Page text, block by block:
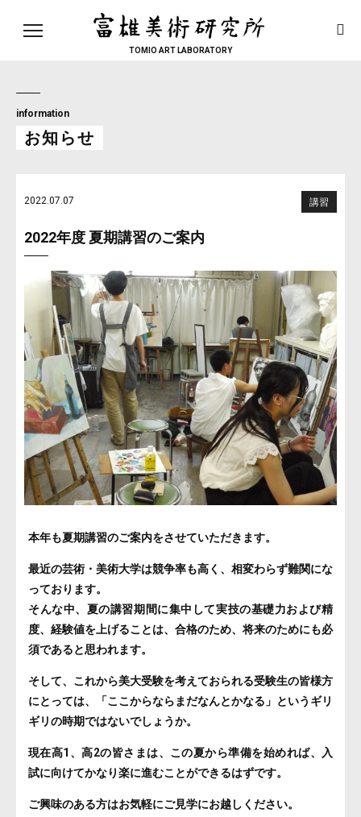
TOMIO ART LABORATORY
toggle
navigation
information
お知らせ
2022.07.07 講習
2022年度 夏期講習のご案内
本年も夏期講習のご案内をさせていただきます。
最近の芸術・美術大学は競争率も高く、相変わらず難関にな
っております。
そんな中、夏の講習期間に集中して実技の基礎力および精
度、経験値を上げることは、合格のため、将来のためにも必
須であると思われます。
そして、これから美大受験を考えておられる受験生の皆様方
にとっては、「ここからならまだなんとかなる」というギリ
ギリの時期ではないでしょうか。
現在高1、高2の皆さまは、この夏から準備を始めれば、入
試に向けてかなり楽に進むことができるはずです。
ご興味のある方はお気軽にご見学にお越しください。